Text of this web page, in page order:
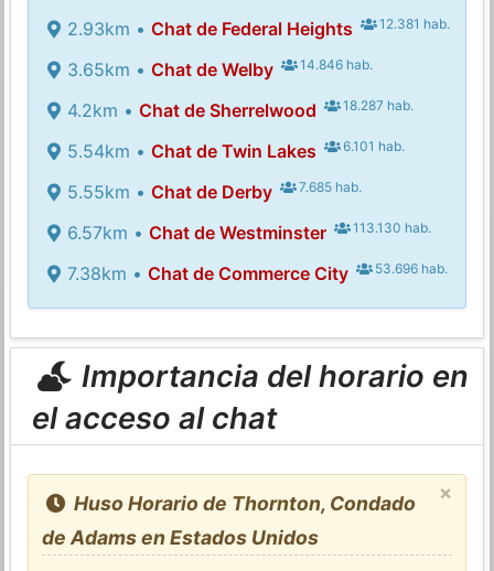
2.93km • Chat de Federal Heights 12.381 hab.
3.65km • Chat de Welby 14.846 hab.
4.2km • Chat de Sherrelwood 18.287 hab.
5.54km • Chat de Twin Lakes 6.101 hab.
5.55km • Chat de Derby 7.685 hab.
6.57km • Chat de Westminster 113.130 hab.
7.38km • Chat de Commerce City 53.696 hab.
Importancia del horario en
el acceso al chat
×
Huso Horario de Thornton, Condado
de Adams en Estados Unidos